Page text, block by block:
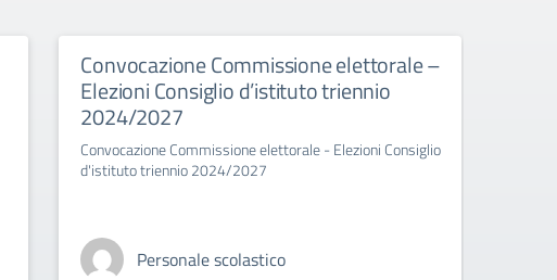
Convocazione Commissione elettorale –
Elezioni Consiglio d’istituto triennio
2024/2027
Convocazione Commissione elettorale - Elezioni Consiglio
d'istituto triennio 2024/2027
Personale scolastico